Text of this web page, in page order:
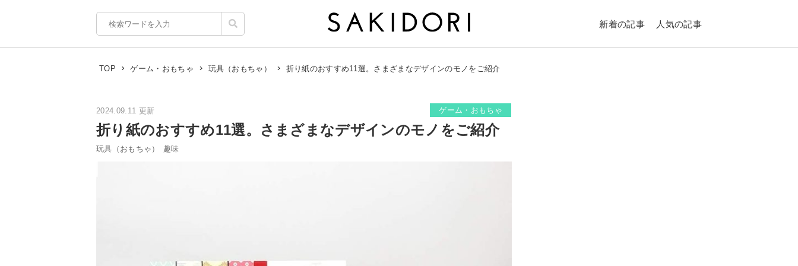
新着の記事 人気の記事
TOP ゲーム・おもちゃ 玩具（おもちゃ） 折り紙のおすすめ11選。さまざまなデザインのモノをご紹介
2024.09.11 更新 ゲーム・おもちゃ
折り紙のおすすめ11選。さまざまなデザインのモノをご紹介
玩具（おもちゃ） 趣味